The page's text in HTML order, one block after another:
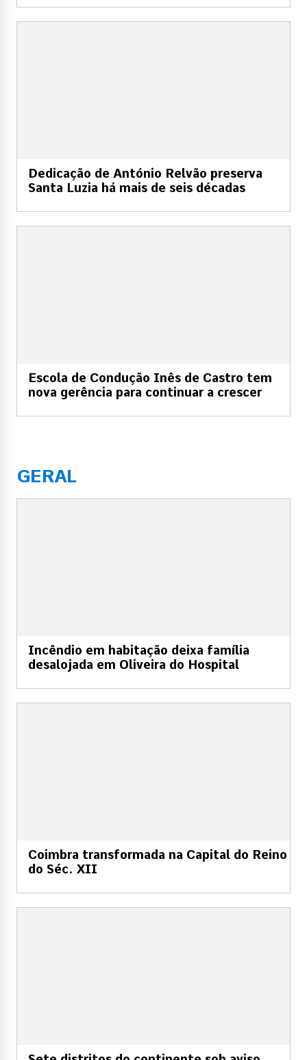
Dedicação de António Relvão preserva
Santa Luzia há mais de seis décadas
Escola de Condução Inês de Castro tem
nova gerência para continuar a crescer
GERAL
Incêndio em habitação deixa família
desalojada em Oliveira do Hospital
Coimbra transformada na Capital do Reino
do Séc. XII